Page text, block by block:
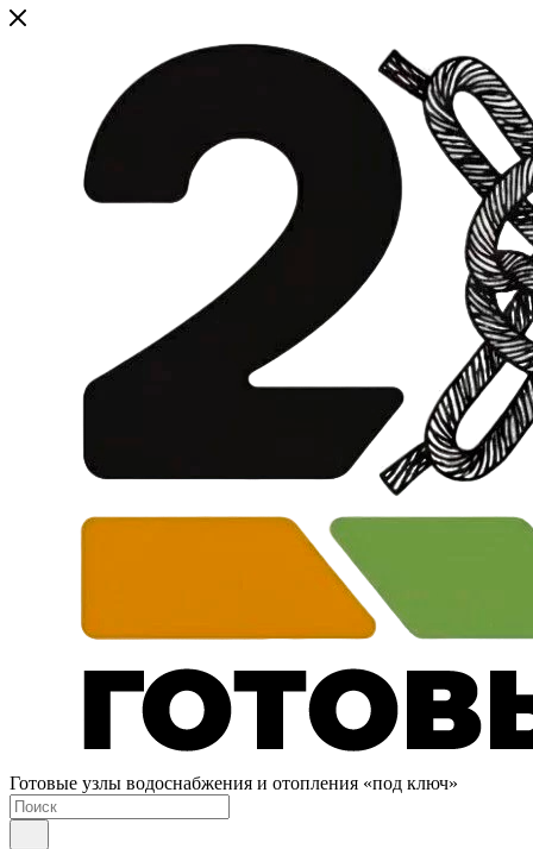
Готовые узлы водоснабжения и отопления «под ключ»